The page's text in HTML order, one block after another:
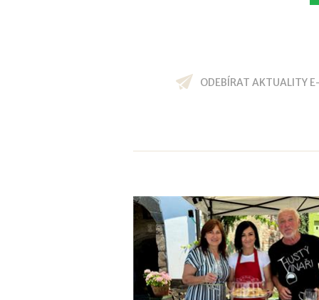
ODEBÍRAT AKTUALITY